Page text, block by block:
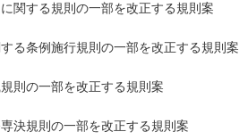
する規則の一部を改正する規則案
条例施行規則の一部を改正する規則案
の一部を改正する規則案
規則の一部を改正する規則案